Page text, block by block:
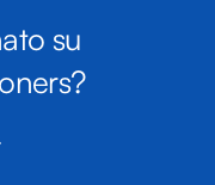
su